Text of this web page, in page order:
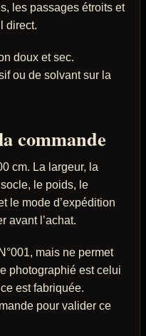
les passages étroits et
direct.
doux et sec.
ou de solvant sur la
commande
cm. La largeur, la
le poids, le
le mode d’expédition
avant l’achat.
mais ne permet
photographié est celui
est fabriquée.
pour valider ce